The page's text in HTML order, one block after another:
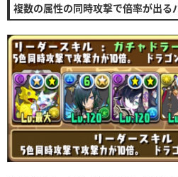
複数の属性の同時攻撃で倍率が出る